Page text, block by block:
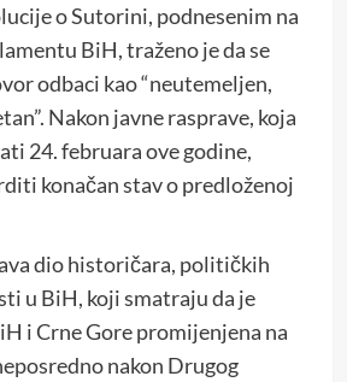
o Sutorini, podnesenim na
BiH, traženo je da se
odbaci kao “neutemeljen,
Nakon javne rasprave, koja
24. februara ove godine,
konačan stav o predloženoj
dio historičara, političkih
u BiH, koji smatraju da je
i Crne Gore promijenjena na
nakon Drugog